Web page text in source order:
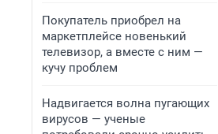
Покупатель приобрел на
маркетплейсе новенький
телевизор, а вместе с ним —
кучу проблем
Надвигается волна пугающих
вирусов — ученые